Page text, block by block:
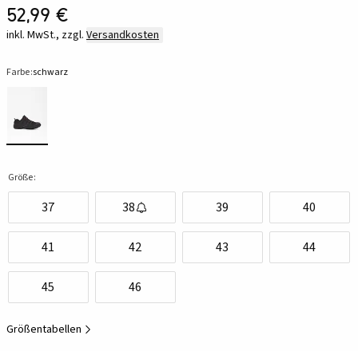
52,99 €
inkl. MwSt., zzgl. Versandkosten
Farbe:schwarz
Größe:
37 38 39 40
41 42 43 44
45 46
Größentabellen